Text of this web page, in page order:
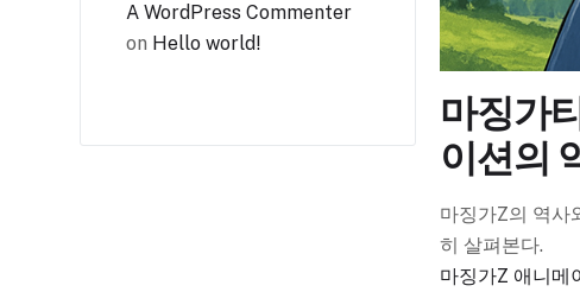
A WordPress Commenter
on Hello world!
마징가
이션의
마징가Z의 역사
히 살펴본다.
마징가Z 애니메